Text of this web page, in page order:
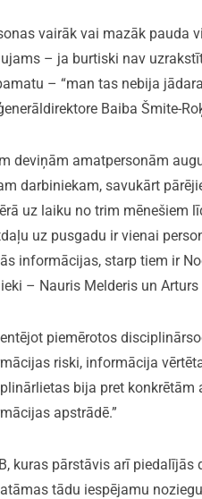
vairāk vai mazāk pauda
– ja burtiski nav
– “man tas nebija
Baiba Šmite-
deviņām amatpersonām
darbiniekam, savukārt
uz laiku no trim mēnešiem
uz pusgadu ir vienai
informācijas, starp tiem ir
– Nauris Melderis un Arturs
piemērotos
riski, informācija
bija pret
apstrādē.”
kuras pārstāvis arī
tādu iespējamu